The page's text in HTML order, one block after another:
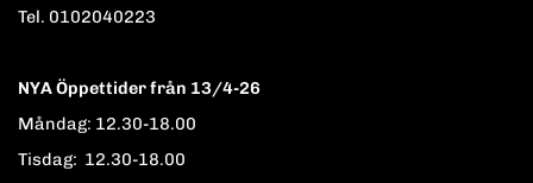
Tel. 0102040223
NYA Öppettider från 13/4-26
Måndag: 12.30-18.00
Tisdag: 12.30-18.00